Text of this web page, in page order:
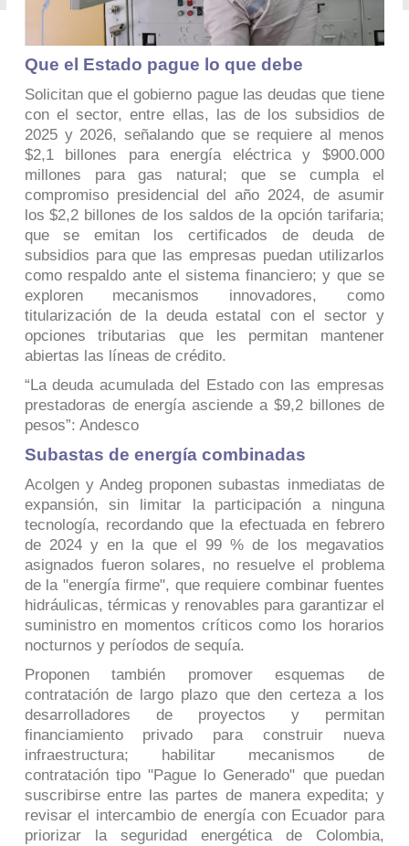
Que el Estado pague lo que debe
Solicitan que el gobierno pague las deudas que tiene
con el sector, entre ellas, las de los subsidios de
2025 y 2026, señalando que se requiere al menos
$2,1 billones para energía eléctrica y $900.000
millones para gas natural; que se cumpla el
compromiso presidencial del año 2024, de asumir
los $2,2 billones de los saldos de la opción tarifaria;
que se emitan los certificados de deuda de
subsidios para que las empresas puedan utilizarlos
como respaldo ante el sistema financiero; y que se
exploren mecanismos innovadores, como
titularización de la deuda estatal con el sector y
opciones tributarias que les permitan mantener
abiertas las líneas de crédito.
“La deuda acumulada del Estado con las empresas
prestadoras de energía asciende a $9,2 billones de
pesos”: Andesco
Subastas de energía combinadas
Acolgen y Andeg proponen subastas inmediatas de
expansión, sin limitar la participación a ninguna
tecnología, recordando que la efectuada en febrero
de 2024 y en la que el 99 % de los megavatios
asignados fueron solares, no resuelve el problema
de la "energía firme", que requiere combinar fuentes
hidráulicas, térmicas y renovables para garantizar el
suministro en momentos críticos como los horarios
nocturnos y períodos de sequía.
Proponen también promover esquemas de
contratación de largo plazo que den certeza a los
desarrolladores de proyectos y permitan
financiamiento privado para construir nueva
infraestructura; habilitar mecanismos de
contratación tipo "Pague lo Generado" que puedan
suscribirse entre las partes de manera expedita; y
revisar el intercambio de energía con Ecuador para
priorizar la seguridad energética de Colombia,